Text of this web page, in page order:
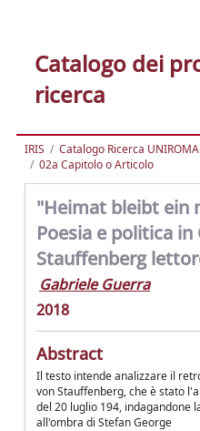
Catalogo dei
ricerca
IRIS Catalogo Ricerca
02a Capitolo o Articolo
"Heimat bleibt ein
Poesia e politica in
Stauffenberg
Gabriele Guerra
2018
Abstract
Il testo intende analizzare il
von Stauffenberg, che è stato
del 20 luglio 194, indagandone
all'ombra di Stefan George